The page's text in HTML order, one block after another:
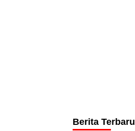
Berita Terbaru